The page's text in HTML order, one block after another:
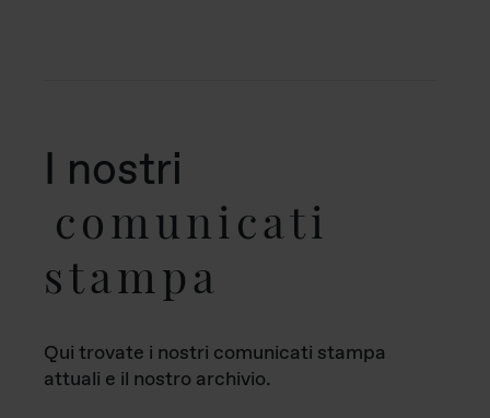
I nostri
comunicati
stampa
Qui trovate i nostri comunicati stampa
attuali e il nostro archivio.